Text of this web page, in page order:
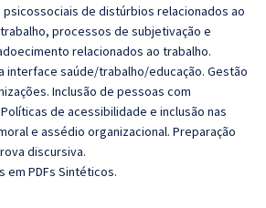
de distúrbios relacionados ao
processos de subjetivação e
relacionados ao trabalho.
interface saúde/trabalho/educação. Gestão
Inclusão de pessoas com
de acessibilidade e inclusão nas
e assédio organizacional. Preparação
discursiva.
em PDFs Sintéticos.